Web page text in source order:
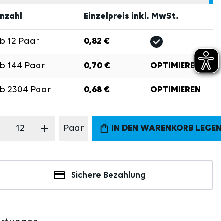
Einzelpreis inkl. MwSt.
12 Paar 0,82 €
144 Paar 0,70 € OPTIMIEREN
2304 Paar 0,68 € OPTIMIEREN
Anzahl: Gib den gewünschten
Paar IN DEN WARENKORB LEGEN
Sichere Bezahlung